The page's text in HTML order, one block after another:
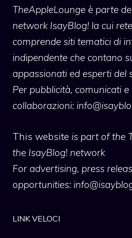
TheAppleLounge è parte
network IsayBlog! la cui
comprende siti tematici di
indipendente che contano
appassionati ed esperti del
Per pubblicità, comunicati e
collaborazioni:
This website is part of the
the IsayBlog! network
For advertising, press
opportunities:
LINK VELOCI